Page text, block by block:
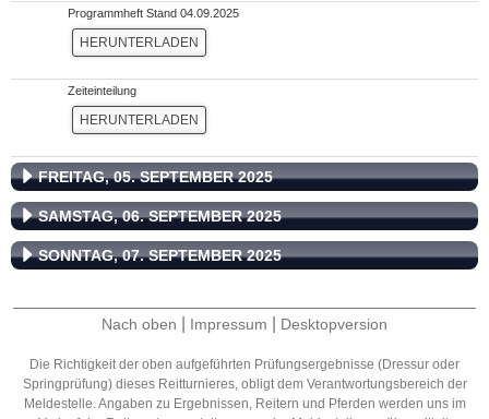
Programmheft Stand 04.09.2025
HERUNTERLADEN
Zeiteinteilung
HERUNTERLADEN
FREITAG, 05. SEPTEMBER 2025
SAMSTAG, 06. SEPTEMBER 2025
SONNTAG, 07. SEPTEMBER 2025
Nach oben Impressum Desktopversion
Die Richtigkeit der oben aufgeführten Prüfungsergebnisse (Dressur oder
Springprüfung) dieses Reitturnieres, obligt dem Verantwortungsbereich der
Meldestelle. Angaben zu Ergebnissen, Reitern und Pferden werden uns im